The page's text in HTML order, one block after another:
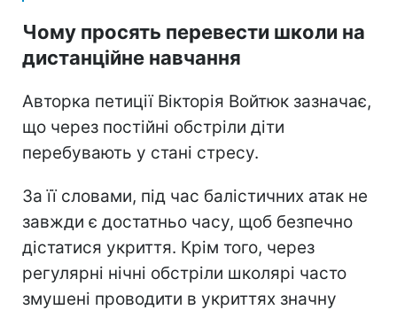
Чому просять перевести школи на
дистанційне навчання
Авторка петиції Вікторія Войтюк зазначає,
що через постійні обстріли діти
перебувають у стані стресу.
За її словами, під час балістичних атак не
завжди є достатньо часу, щоб безпечно
дістатися укриття. Крім того, через
регулярні нічні обстріли школярі часто
змушені проводити в укриттях значну